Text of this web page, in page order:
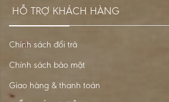
HỖ TRỢ KHÁCH HÀNG
Chính sách đổi trả
Chính sách bảo mật
Giao hàng & thanh toán